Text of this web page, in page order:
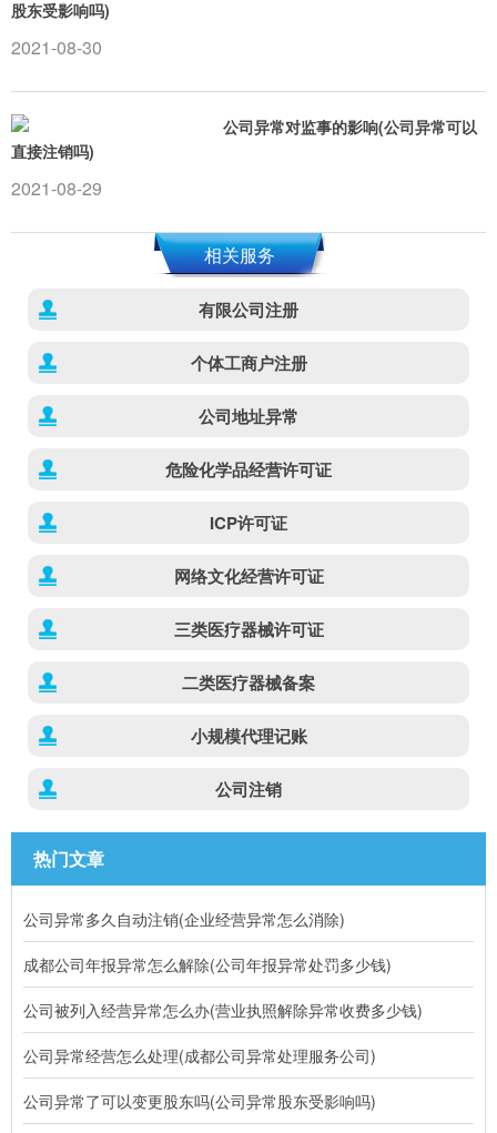
股东受影响吗)
2021-08-30
公司异常对监事的影响(公司异常可以
直接注销吗)
2021-08-29
相关服务
有限公司注册
个体工商户注册
公司地址异常
危险化学品经营许可证
ICP许可证
网络文化经营许可证
三类医疗器械许可证
二类医疗器械备案
小规模代理记账
公司注销
热门文章
公司异常多久自动注销(企业经营异常怎么消除)
成都公司年报异常怎么解除(公司年报异常处罚多少钱)
公司被列入经营异常怎么办(营业执照解除异常收费多少钱)
公司异常经营怎么处理(成都公司异常处理服务公司)
公司异常了可以变更股东吗(公司异常股东受影响吗)